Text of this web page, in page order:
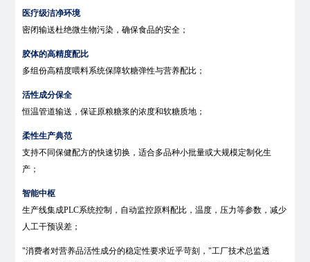
医疗级洁净环境
密闭输送杜绝微生物污染，确保食品的安全；
胶体的高精度配比
多组份高精度喂料系统保障软糖弹性与营养配比；
活性成分保全
恒温管道输送，保证原粮糖浆的浓度和软糖质地；
柔性生产典范
支持不同保健配方的快速切换，适合多品种小批量或大规模定制化生
产；
智能中枢
生产线集成PLC系统控制，自动监控原料配比，温度，压力等参数，减少
人工干预误差；
"消费者对营养品活性成分的稳定性要求近乎苛刻，"工厂技术总监透